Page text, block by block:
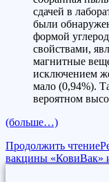
сдачей в
были
формой
свойствами,
магнитные
исключением
мало (0,94%).
вероятном
(больше…)
Продолжить чтение
вакцины «КовиВак»